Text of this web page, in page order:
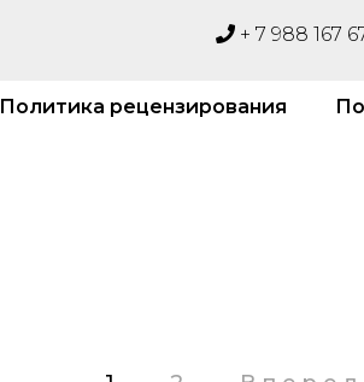
+ 7 988 167
Политика рецензирования